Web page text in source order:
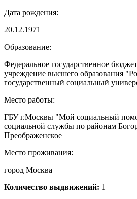
Дата рождения:
20.12.1971
Образование:
Федеральное государственное
учреждение высшего образования
государственный социальный
Место работы:
ГБУ г.Москвы "Мой социальный
социальной службы по районам
Преображенское
Место проживания:
город Москва
Количество выдвижений: 1